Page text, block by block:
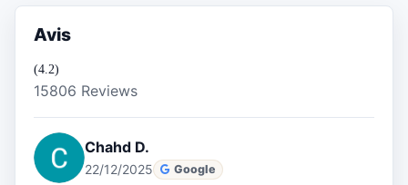
Avis
(4.2)
15806 Reviews
Chahd D.
22/12/2025 Google